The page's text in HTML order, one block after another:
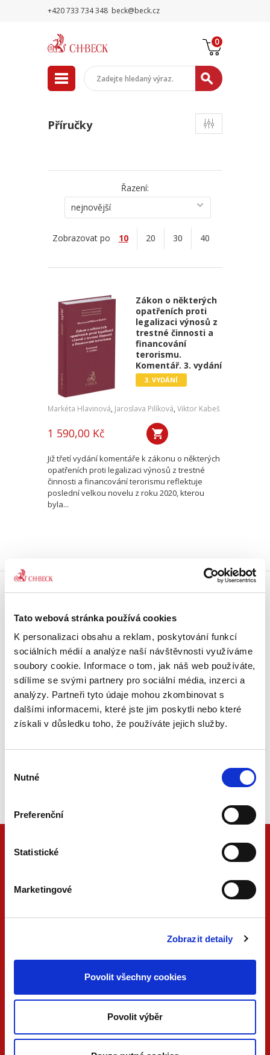
Tato webová stránka používá cookies
K personalizaci obsahu a reklam, poskytování funkcí
sociálních médií a analýze naší návštěvnosti využíváme
soubory cookie. Informace o tom, jak náš web používáte,
sdílíme se svými partnery pro sociální média, inzerci a
analýzy. Partneři tyto údaje mohou zkombinovat s
dalšími informacemi, které jste jim poskytli nebo které
získali v důsledku toho, že používáte jejich služby.
souhlasu
Nutné
Preferenční
Statistické
Marketingové
Zobrazit detaily
Povolit všechny cookies
Povolit výběr
+420 733 734 348 beck@beck.cz
0
Příručky
Řazení:
nejnovější
Zobrazovat po 10 20 30 40
Zákon o některých
opatřeních proti
legalizaci výnosů z
trestné činnosti a
financování
terorismu.
Komentář. 3. vydání
3. VYDÁNÍ
Markéta Hlavinová, Jaroslava Pilíková, Viktor Kabeš
1 590,00 Kč
Již třetí vydání komentáře k zákonu o některých
opatřeních proti legalizaci výnosů z trestné
činnosti a financování terorismu reflektuje
poslední velkou novelu z roku 2020, kterou
byla...
Získejte dopravu zdarma
Tradiční nakladatelství
Působíme na trhu přes 30 let.
Semináře a Konference
Vzdělávejte se kvalitně.
Vzdělávejte se s Akademií C. H. Beck.
PDF
VERZE
KONTAKTUJTE NÁS